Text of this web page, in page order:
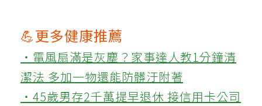
💪更多健康推薦
‧電風扇滿是灰塵？家事達人教1分鐘清
潔法 多加一物還能防髒汙附著
‧45歲男存2千萬提早退休 接信用卡公司